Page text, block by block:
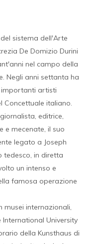
sistema dell'Arte
De Domizio Durini
nel campo della
Negli anni settanta ha
artisti
Concettuale italiano.
editrice,
e mecenate, il suo
legato a Joseph
tedesco, in diretta
un intenso e
famosa operazione
musei internazionali,
International University
della Kunsthaus di